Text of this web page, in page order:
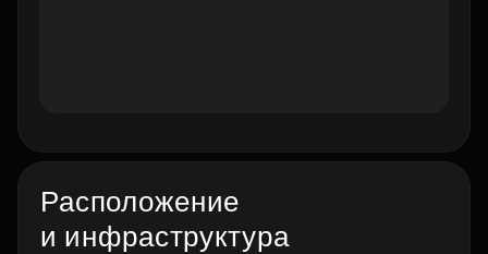
Расположение
и инфраструктура